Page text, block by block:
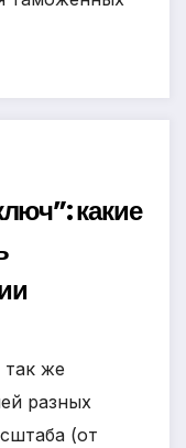
какие
так же
разных
(от